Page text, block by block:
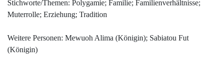
Stichworte/Themen: Polygamie; Familie; Familienverhältnisse;
Muterrolle; Erziehung; Tradition
Weitere Personen: Mewuoh Alima (Königin); Sabiatou Fut
(Königin)